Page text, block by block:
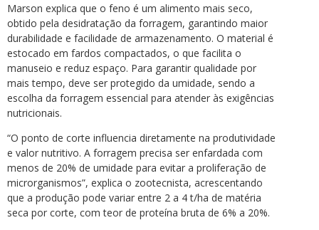
Marson explica que o feno é um alimento mais seco,
obtido pela desidratação da forragem, garantindo maior
durabilidade e facilidade de armazenamento. O material é
estocado em fardos compactados, o que facilita o
manuseio e reduz espaço. Para garantir qualidade por
mais tempo, deve ser protegido da umidade, sendo a
escolha da forragem essencial para atender às exigências
nutricionais.
“O ponto de corte influencia diretamente na produtividade
e valor nutritivo. A forragem precisa ser enfardada com
menos de 20% de umidade para evitar a proliferação de
microrganismos”, explica o zootecnista, acrescentando
que a produção pode variar entre 2 a 4 t/ha de matéria
seca por corte, com teor de proteína bruta de 6% a 20%.